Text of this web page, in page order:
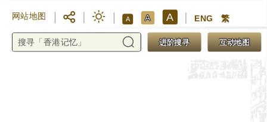
网站地图 A A A ENG 繁
进阶搜寻 互动地图